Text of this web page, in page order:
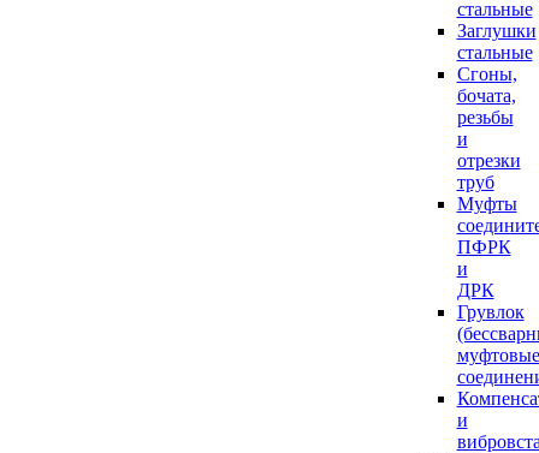
стальные
Заглушки
стальные
Сгоны,
бочата,
резьбы
и
отрезки
труб
Муфты
ПФРК
и
ДРК
Грувлок
муфтовые
и